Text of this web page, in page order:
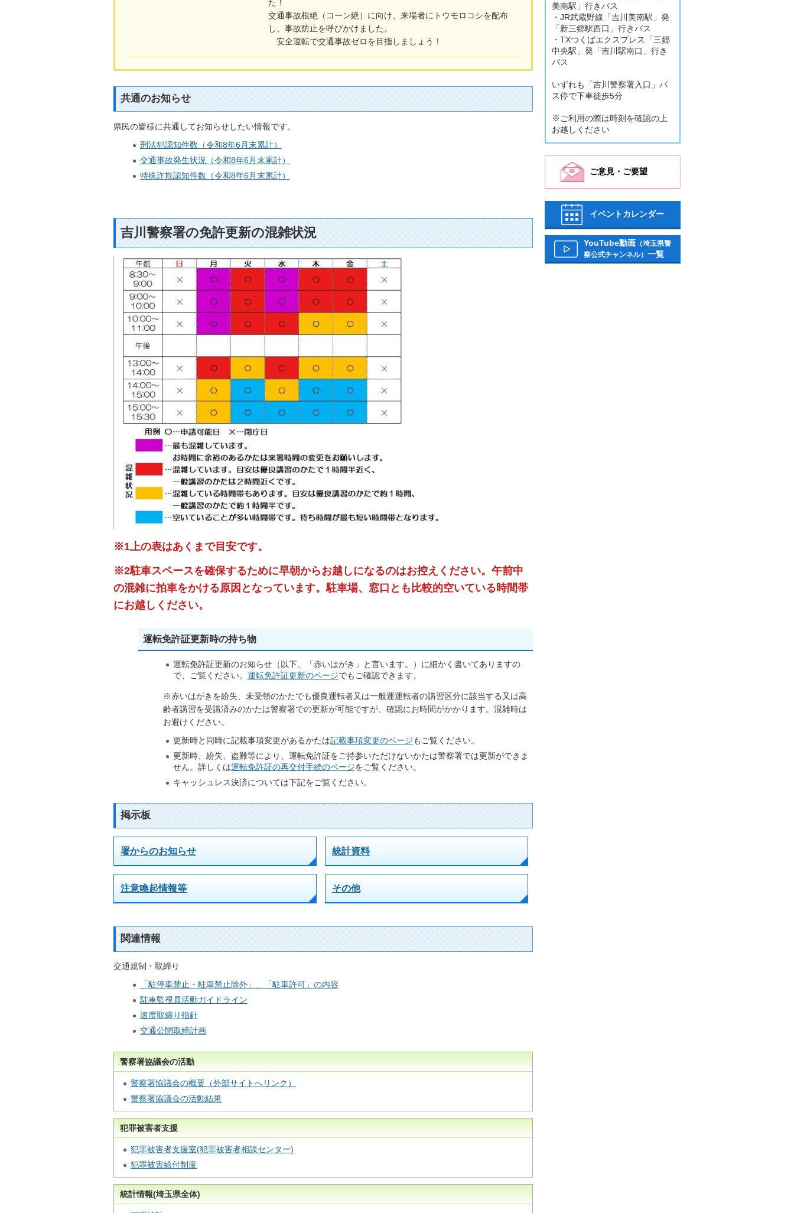
た！
交通事故根絶（コーン絶）に向け、来場者にトウモロコシを配布
し、事故防止を呼びかけました。
安全運転で交通事故ゼロを目指しましょう！
共通のお知らせ
県民の皆様に共通してお知らせしたい情報です。
刑法犯認知件数（令和8年6月末累計）
交通事故発生状況（令和8年6月末累計）
特殊詐欺認知件数（令和8年6月末累計）
吉川警察署の免許更新の混雑状況
※1上の表はあくまで目安です。
※2駐車スペースを確保するために早朝からお越しになるのはお控えください。午前中
の混雑に拍車をかける原因となっています。駐車場、窓口とも比較的空いている時間帯
にお越しください。
運転免許証更新時の持ち物
運転免許証更新のお知らせ（以下、「赤いはがき」と言います。）に細かく書いてありますの
で、ご覧ください。 運転免許証更新のページでもご確認できます。
※赤いはがきを紛失、未受領のかたでも優良運転者又は一般運運転者の講習区分に該当する又は高
齢者講習を受講済みのかたは警察署での更新が可能ですが、確認にお時間がかかります。混雑時は
お避けください。
更新時と同時に記載事項変更があるかたは記載事項変更のページもご覧ください。
更新時、紛失、盗難等により、運転免許証をご持参いただけないかたは警察署では更新ができま
せん。詳しくは運転免許証の再交付手続のページをご覧ください。
キャッシュレス決済については下記をご覧ください。
掲示板
署からのお知らせ 統計資料
注意喚起情報等 その他
関連情報
交通規制・取締り
「駐停車禁止・駐車禁止除外」、「駐車許可」の内容
駐車監視員活動ガイドライン
速度取締り指針
交通公開取締計画
警察署協議会の活動
警察署協議会の概要（外部サイトへリンク）
警察署協議会の活動結果
犯罪被害者支援
犯罪被害者支援室(犯罪被害者相談センター)
犯罪被害給付制度
統計情報(埼玉県全体)
美南駅」行きバス
・JR武蔵野線「吉川美南駅」発
「新三郷駅西口」行きバス
・TXつくばエクスプレス「三郷
中央駅」発「吉川駅南口」行き
バス
いずれも「吉川警察署入口」バ
ス停で下車徒歩5分
※ご利用の際は時刻を確認の上
お越しください
ご意見・ご要望
イベントカレンダー
YouTube動画 （埼玉県警
察公式チャンネル） 一覧